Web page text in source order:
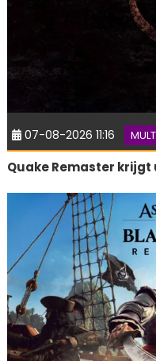
07-08-2026 11:16
Quake Remaster